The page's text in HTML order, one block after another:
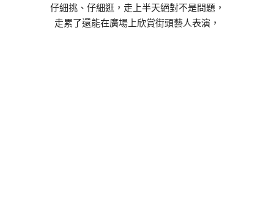
仔細挑、仔細逛，走上半天絕對不是問題，
走累了還能在廣場上欣賞街頭藝人表演，